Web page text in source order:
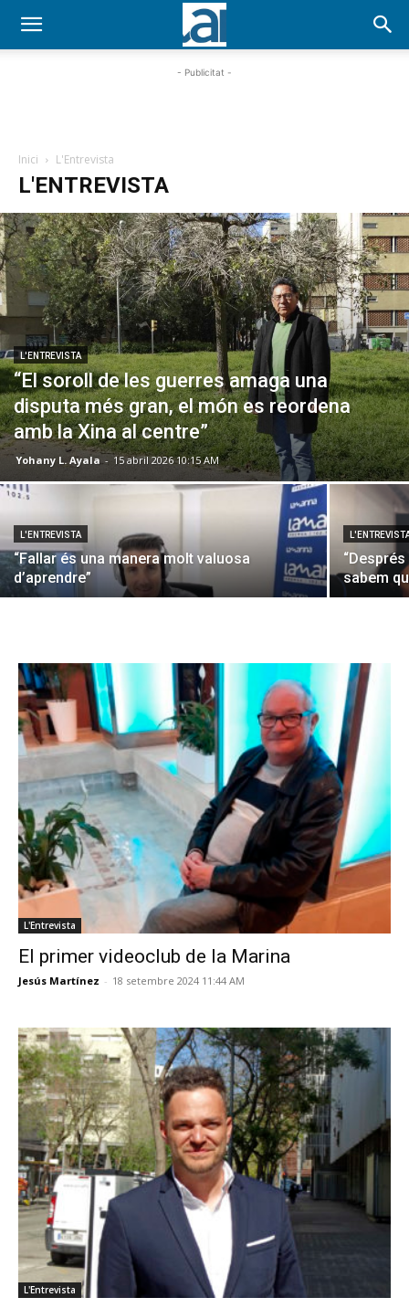
- Publicitat -
Inici L'Entrevista
L'ENTREVISTA
L'ENTREVISTA
“El soroll de les guerres amaga una
disputa més gran, el món es reordena
amb la Xina al centre”
Yohany L. Ayala - 15 abril 2026 10:15 AM
L'ENTREVISTA
“Fallar és una manera molt valuosa
d’aprendre”
sabem
L'Entrevista
El primer videoclub de la Marina
Jesús Martínez - 18 setembre 2024 11:44 AM
L'Entrevista